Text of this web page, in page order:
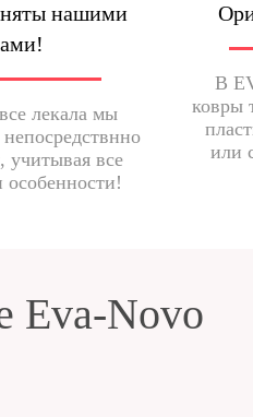
нашими
лекала мы
учитывая все
особенности!
В
ковры
или
Eva-Novo